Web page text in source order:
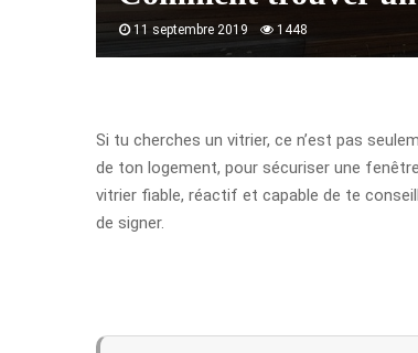
11 septembre 2019 1448
Si tu cherches un vitrier, ce n’est pas
de ton logement, pour sécuriser une
vitrier fiable, réactif et capable de te
de signer.